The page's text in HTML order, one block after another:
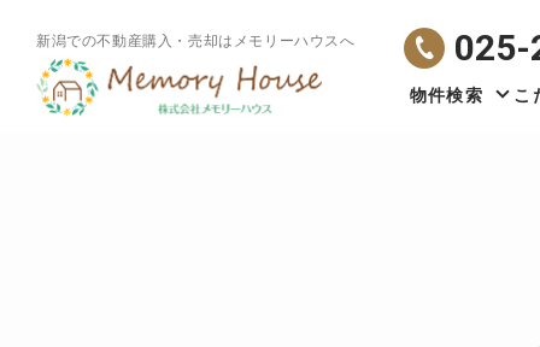
新潟での不動産購入・売却はメモリーハウスへ 025-
物件検索 こ